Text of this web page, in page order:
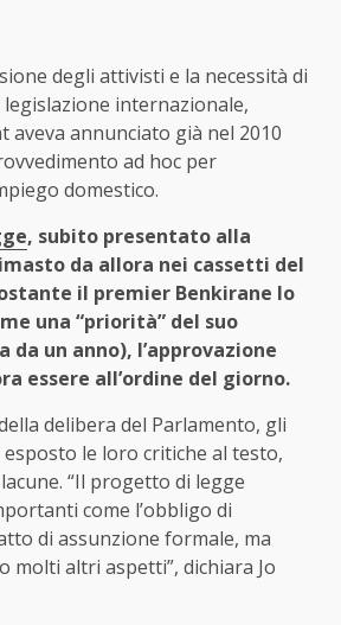
degli attivisti e la necessità di
internazionale,
aveva annunciato già nel 2010
ad hoc per
domestico.
, subito presentato alla
da allora nei cassetti del
il premier Benkirane lo
una “priorità” del suo
da un anno), l’approvazione
essere all’ordine del giorno.
delibera del Parlamento, gli
le loro critiche al testo,
“Il progetto di legge
come l’obbligo di
di assunzione formale, ma
molti altri aspetti”, dichiara Jo